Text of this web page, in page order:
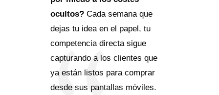
ocultos? Cada semana que
dejas tu idea en el papel, tu
competencia directa sigue
capturando a los clientes que
ya están listos para comprar
desde sus pantallas móviles.